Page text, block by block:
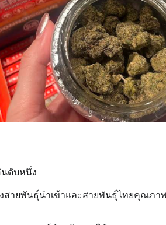
ดับหนึ่ง
ายพันธุ์นำเข้าและสายพันธุ์ไทยคุณภา